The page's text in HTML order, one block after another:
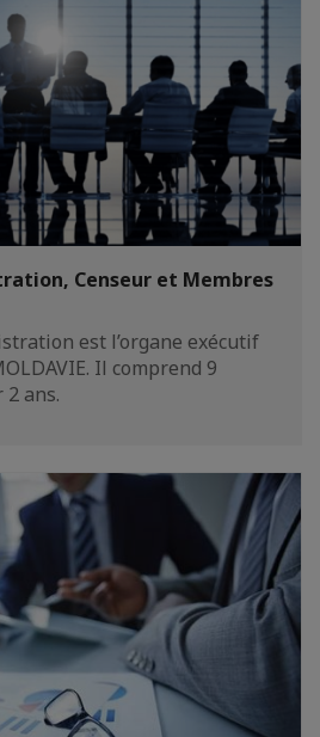
Censeur et Membres
est l’organe exécutif
Il comprend 9
ans.